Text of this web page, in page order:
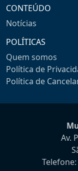
CONTEÚDO
Notícias
POLÍTICAS
Quem somos
Política de
Política de
Av.
Telefone: